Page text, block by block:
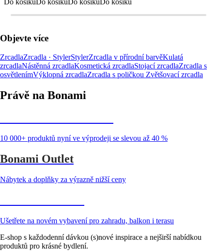
Do košíku Do košíku Do košíku Do košíku
Objevte více
ZrcadlaZrcadla · StylerStylerZrcadla v přírodní barvěKulatá
zrcadlaNástěnná zrcadlaKosmetická zrcadlaStojací zrcadlaZrcadla s
osvětlenímVýklopná zrcadlaZrcadla s poličkou Zvětšovací zrcadla
Právě na Bonami
10 000+ produktů nyní ve výprodeji se slevou až 40 %
Bonami Outlet
Nábytek a doplňky za výrazně nižší ceny
Ušetřete na novém vybavení pro zahradu, balkon i terasu
E-shop s každodenní dávkou (s)nové inspirace a nejširší nabídkou
produktů pro krásné bydlení.